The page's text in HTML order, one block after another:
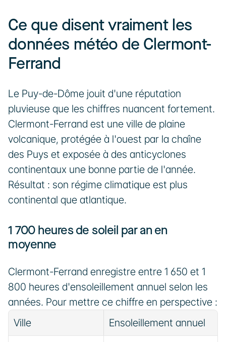
Ce que disent vraiment les
données météo de Clermont-
Ferrand
Le Puy-de-Dôme jouit d'une réputation
pluvieuse que les chiffres nuancent fortement.
Clermont-Ferrand est une ville de plaine
volcanique, protégée à l'ouest par la chaîne
des Puys et exposée à des anticyclones
continentaux une bonne partie de l'année.
Résultat : son régime climatique est plus
continental que atlantique.
1 700 heures de soleil par an en
moyenne
Clermont-Ferrand enregistre entre 1 650 et 1
800 heures d'ensoleillement annuel selon les
années. Pour mettre ce chiffre en perspective :
Ville
Ensoleillement annuel